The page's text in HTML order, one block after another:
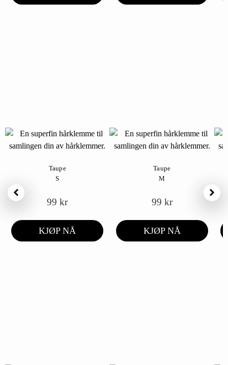
Taupe
S
99kr
KJØP NÅ
Taupe
M
99 kr
KJØP NÅ